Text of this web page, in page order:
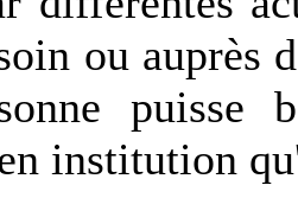
ou auprès
institution